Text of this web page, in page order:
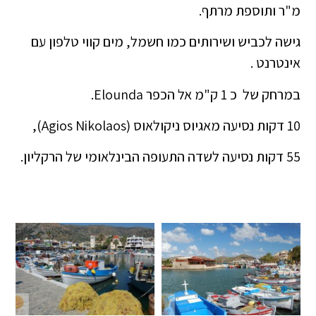
מ"ר ותוספת מרתף.
גישה לכביש ושירותים כמו חשמל, מים קווי טלפון עם
אינטרנט .
במרחק של כ 1 ק"מ אל הכפר Elounda.
10 דקות נסיעה מאגיוס ניקולאוס (Agios Nikolaos),
55 דקות נסיעה לשדה התעופה הבינלאומי של הרקליון.